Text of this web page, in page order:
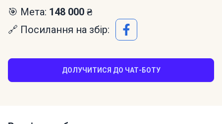
🎯 Мета: 148 000 ₴
🔗 Посилання на збір:
ДОЛУЧИТИСЯ ДО ЧАТ-БОТУ